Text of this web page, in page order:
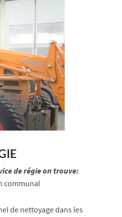
de régie on trouve:
communal
de nettoyage dans les